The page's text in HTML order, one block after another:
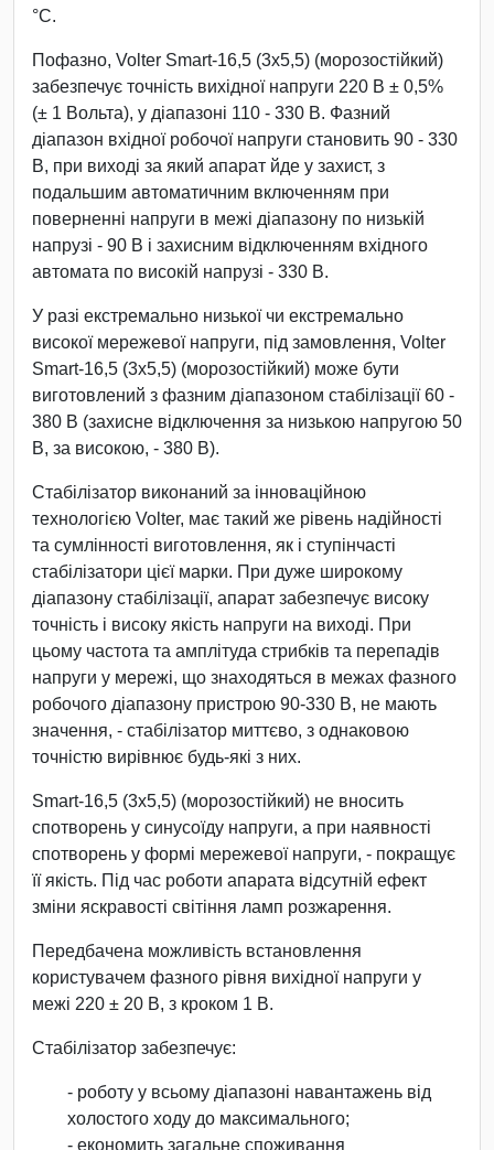
°С.
Пофазно, Volter Smart-16,5 (3х5,5) (морозостійкий)
забезпечує точність вихідної напруги 220 В ± 0,5%
(± 1 Вольта), у діапазоні 110 - 330 В. Фазний
діапазон вхідної робочої напруги становить 90 - 330
В, при виході за який апарат йде у захист, з
подальшим автоматичним включенням при
поверненні напруги в межі діапазону по низькій
напрузі - 90 В і захисним відключенням вхідного
автомата по високій напрузі - 330 В.
У разі екстремально низької чи екстремально
високої мережевої напруги, під замовлення, Volter
Smart-16,5 (3х5,5) (морозостійкий) може бути
виготовлений з фазним діапазоном стабілізації 60 -
380 В (захисне відключення за низькою напругою 50
В, за високою, - 380 В).
Стабілізатор виконаний за інноваційною
технологією Volter, має такий же рівень надійності
та сумлінності виготовлення, як і ступінчасті
стабілізатори цієї марки. При дуже широкому
діапазону стабілізації, апарат забезпечує високу
точність і високу якість напруги на виході. При
цьому частота та амплітуда стрибків та перепадів
напруги у мережі, що знаходяться в межах фазного
робочого діапазону пристрою 90-330 В, не мають
значення, - стабілізатор миттєво, з однаковою
точністю вирівнює будь-які з них.
Smart-16,5 (3х5,5) (морозостійкий) не вносить
спотворень у синусоїду напруги, а при наявності
спотворень у формі мережевої напруги, - покращує
її якість. Під час роботи апарата відсутній ефект
зміни яскравості світіння ламп розжарення.
Передбачена можливість встановлення
користувачем фазного рівня вихідної напруги у
межі 220 ± 20 В, з кроком 1 В.
Стабілізатор забезпечує:
- роботу у всьому діапазоні навантажень від
холостого ходу до максимального;
- економить загальне споживання